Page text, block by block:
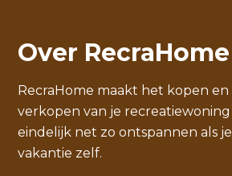
Over RecraHome
RecraHome maakt het kopen en
verkopen van je recreatiewoning
eindelijk net zo ontspannen als je
vakantie zelf.